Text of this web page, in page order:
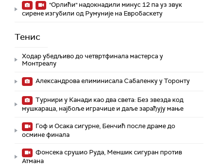
"Орлићи" надокнадили минус 12 па уз звук
сирене изгубили од Румуније на Евробаскету
Тенис
Ходар убедљиво до четвртфинала мастерса у
Монтреалу
Александрова елиминисала Сабаленку у Торонту
Турнири у Канади као два света: Без звезда код
мушкараца, најбоље играчице и даље зарађују мање
Гоф и Осака сигурне, Бенчић после драме до
осмине финала
Фонсека срушио Руда, Меншик сигуран против
Атмана